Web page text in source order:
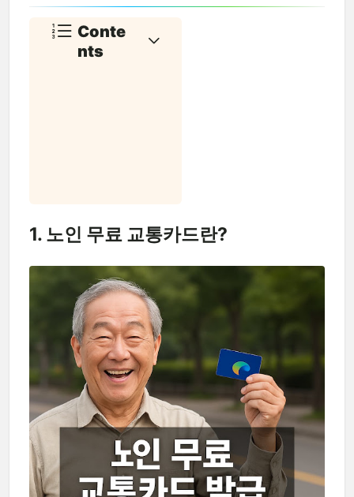
Conte
nts
1. 노인 무료 교통카드란?